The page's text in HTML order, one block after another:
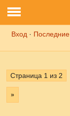
Вход ·
Страница 1 из 2
»